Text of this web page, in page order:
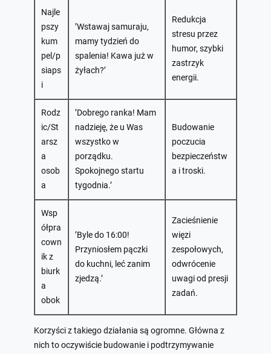
Najle
pszy
kum
pel/p
siaps
i
’Wstawaj samuraju,
mamy tydzień do
spalenia! Kawa już w
żyłach?’
Redukcja
stresu przez
humor, szybki
zastrzyk
energii.
Rodz
ic/St
arsz
a
osob
a
’Dobrego ranka! Mam
nadzieję, że u Was
wszystko w
porządku.
Spokojnego startu
tygodnia.’
Budowanie
poczucia
bezpieczeństw
a i troski.
Wsp
ółpra
cown
ik z
biurk
a
obok
’Byle do 16:00!
Przyniosłem pączki
do kuchni, leć zanim
zjedzą.’
Zacieśnienie
więzi
zespołowych,
odwrócenie
uwagi od presji
zadań.
Korzyści z takiego działania są ogromne. Główna z
nich to oczywiście budowanie i podtrzymywanie